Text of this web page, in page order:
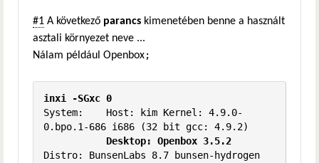
#1 A következő parancs kimenetében benne a használt
asztali környezet neve ...
Nálam például Openbox;
inxi -SGxc 0
System:    Host: kim Kernel: 4.9.0-
0.bpo.1-686 i686 (32 bit gcc: 4.9.2)
Desktop: Openbox 3.5.2
Distro: BunsenLabs 8.7 bunsen-hydrogen